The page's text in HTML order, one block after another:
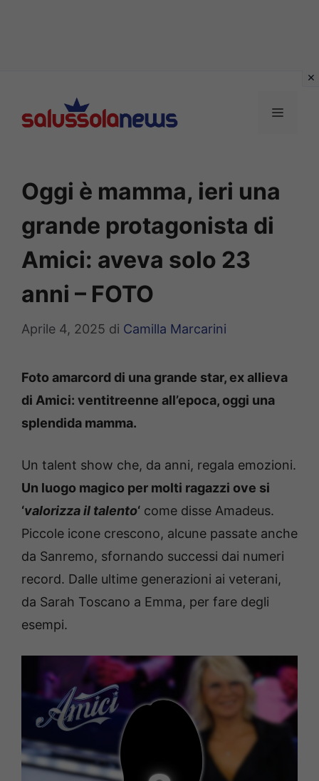
contenuto
MENU
Oggi è mamma, ieri una
grande protagonista di
Amici: aveva solo 23
anni – FOTO
Aprile 4, 2025 di Camilla Marcarini
Foto amarcord di una grande star, ex allieva
di Amici: ventitreenne all’epoca, oggi una
splendida mamma.
Un talent show che, da anni, regala emozioni.
Un luogo magico per molti ragazzi ove si
‘valorizza il talento‘ come disse Amadeus.
Piccole icone crescono, alcune passate anche
da Sanremo, sfornando successi dai numeri
record. Dalle ultime generazioni ai veterani,
da Sarah Toscano a Emma, per fare degli
esempi.